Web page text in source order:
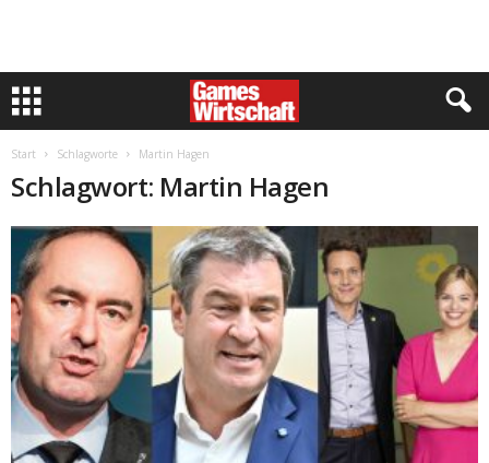
Start Schlagworte Martin Hagen
Schlagwort: Martin Hagen